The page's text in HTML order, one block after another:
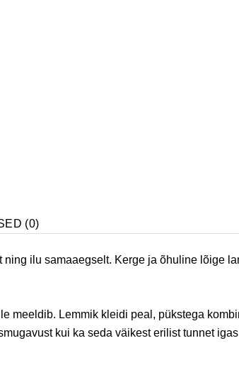
(0)
ilu samaaegselt. Kerge ja õhuline lõige
meeldib. Lemmik kleidi peal, pükstega
kui ka seda väikest erilist tunnet